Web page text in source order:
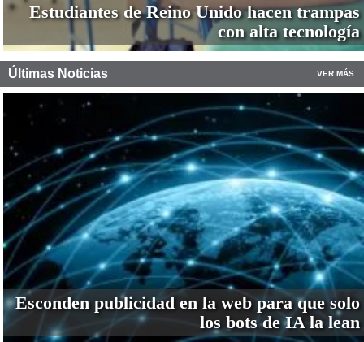
Estudiantes de Reino Unido hacen trampas
con alta tecnología
Últimas Noticias VER MÁS
Esconden publicidad en la web para que solo
los bots de IA la lean